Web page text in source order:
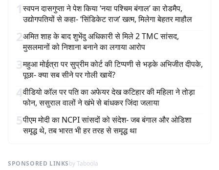
1स्वपन दासगुप्ता ने पेश किया ‘नया पश्चिम बंगाल’ का रोडमैप,
उद्योगपतियों से कहा- ‘सिंडिकेट राज’ खत्म, मिलेगा बेहतर माहौल
2अमित शाह के बाद शुभेंदु अधिकारी से मिले 2 TMC सांसद,
मुसलमानों को निशाना बनाने का लगाया आरोप
3महुआ मोईत्रा पर सुप्रीम कोर्ट की टिप्पणी से भड़के अभिजीत दीपके,
पूछा- क्या सब सीने पर गोली खायें?
4वीडियो कॉल पर पति का अफेयर देख कटिहार की महिला ने तोड़ा
फोन, ससुराल वालों ने खंभे से बांधकर जिंदा जलाया
5पीएम मोदी का NCPI सांसदों को संदेश- जब बंगाल और ओडिशा
समृद्ध थे, तब भारत भी हर तरह से समृद्ध था
SPONSORED LINKSby Taboola